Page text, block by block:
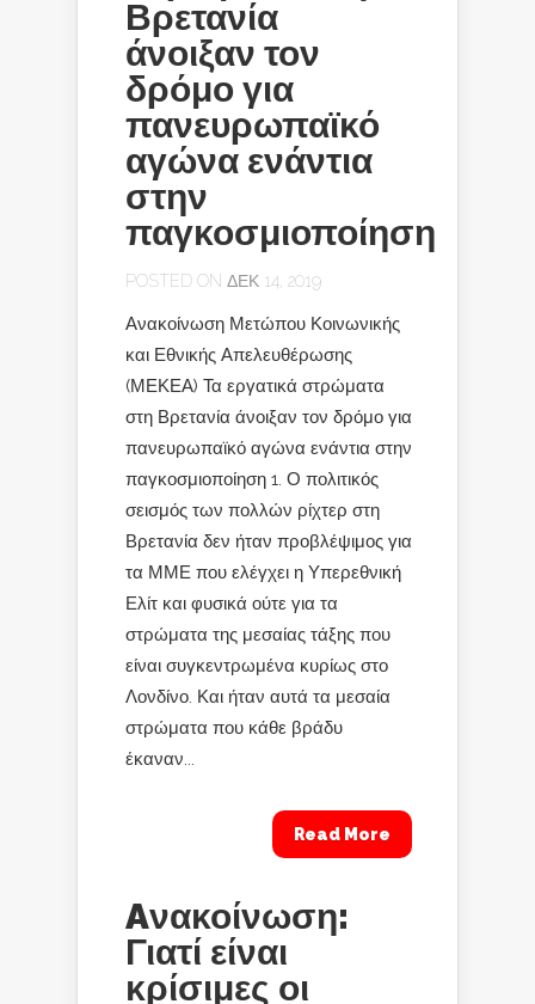
Βρετανία
άνοιξαν τον
δρόμο για
πανευρωπαϊκό
αγώνα ενάντια
στην
παγκοσμιοποίηση
POSTED ON ΔΕΚ 14, 2019
Ανακοίνωση Μετώπου Κοινωνικής
και Εθνικής Απελευθέρωσης
(ΜΕΚΕΑ) Τα εργατικά στρώματα
στη Βρετανία άνοιξαν τον δρόμο για
πανευρωπαϊκό αγώνα ενάντια στην
παγκοσμιοποίηση 1. Ο πολιτικός
σεισμός των πολλών ρίχτερ στη
Βρετανία δεν ήταν προβλέψιμος για
τα ΜΜΕ που ελέγχει η Υπερεθνική
Ελίτ και φυσικά ούτε για τα
στρώματα της μεσαίας τάξης που
είναι συγκεντρωμένα κυρίως στο
Λονδίνο. Και ήταν αυτά τα μεσαία
στρώματα που κάθε βράδυ
έκαναν...
Read More
Aνακοίνωση:
Γιατί είναι
κρίσιμες οι